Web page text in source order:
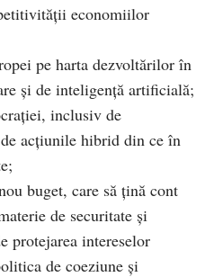
economiilor
pe harta dezvoltărilor în
și de inteligență artificială;
inclusiv de
acțiunile hibrid din ce în
buget, care să țină cont
de securitate și
protejarea intereselor
de coeziune și